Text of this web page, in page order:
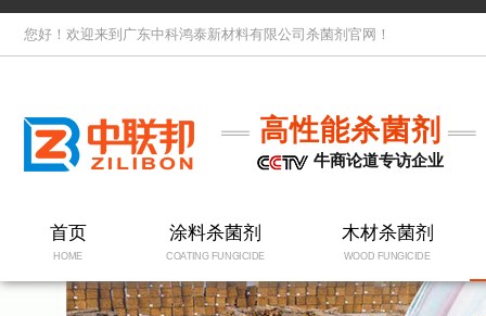
您好！欢迎来到广东中科鸿泰新材料有限公司杀菌剂官网！
高性能杀菌剂
牛商论道专访企业
首页
HOME
涂料杀菌剂
COATING FUNGICIDE
木材杀菌剂
WOOD FUNGICIDE